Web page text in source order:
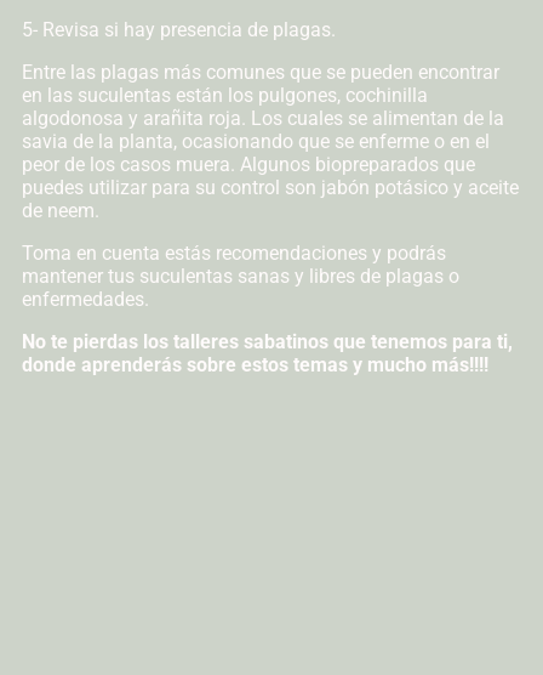
5- Revisa si hay presencia de plagas.
Entre las plagas más comunes que se pueden encontrar
en las suculentas están los pulgones, cochinilla
algodonosa y arañita roja. Los cuales se alimentan de la
savia de la planta, ocasionando que se enferme o en el
peor de los casos muera. Algunos biopreparados que
puedes utilizar para su control son jabón potásico y aceite
de neem.
Toma en cuenta estás recomendaciones y podrás
mantener tus suculentas sanas y libres de plagas o
enfermedades.
No te pierdas los talleres sabatinos que tenemos para ti,
donde aprenderás sobre estos temas y mucho más!!!!